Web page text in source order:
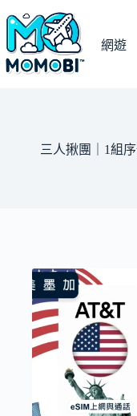
主
要
網遊
三人揪團｜1組